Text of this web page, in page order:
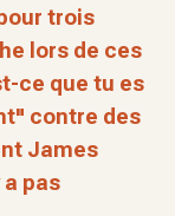
trois
lors de ces
ce que tu es
contre des
James
pas